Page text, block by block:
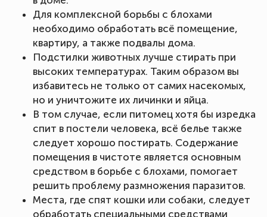
Для комплексной борьбы с блохами
необходимо обработать всё помещение,
квартиру, а также подвалы дома.
Подстилки животных лучше стирать при
высоких температурах. Таким образом вы
избавитесь не только от самих насекомых,
но и уничтожите их личинки и яйца.
В том случае, если питомец хотя бы изредка
спит в постели человека, всё белье также
следует хорошо постирать. Содержание
помещения в чистоте является основным
средством в борьбе с блохами, помогает
решить проблему размножения паразитов.
Места, где спят кошки или собаки, следует
обработать специальными средствами